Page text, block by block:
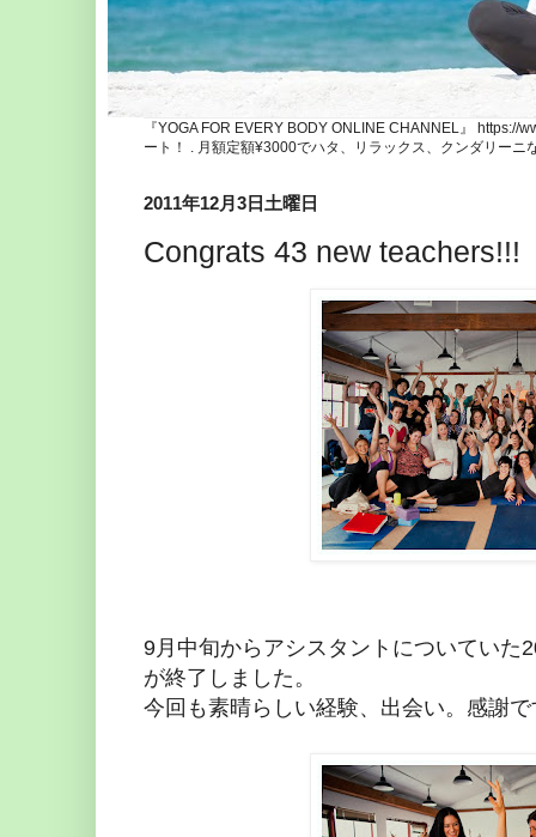
『YOGA FOR EVERY BODY ONLINE CHANNEL』
ート！ . 月額定額¥3000でハタ、リラックス、クンダリー
2011年12月3日土曜日
Congrats 43 new teachers!!!
9月中旬からアシスタントについていた
が終了しました。
今回も素晴らしい経験、出会い。感謝で